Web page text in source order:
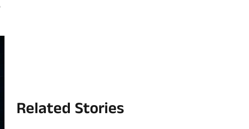
Related Stories